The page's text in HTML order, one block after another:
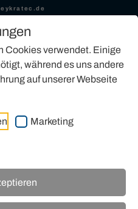
Cookies verwendet. Einige
während es uns andere
auf unserer Webseite
Marketing